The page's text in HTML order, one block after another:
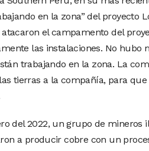
en la zona” del proyecto
atacaron el campamento del
las instalaciones. No hubo
trabajando en la zona. La
tierras a la compañía, para
del 2022, un grupo de
a producir cobre con un